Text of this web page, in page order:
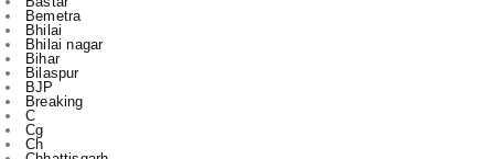
Bemetra
Bhilai
Bhilai nagar
Bihar
Bilaspur
BJP
Breaking
C
Cg
Ch